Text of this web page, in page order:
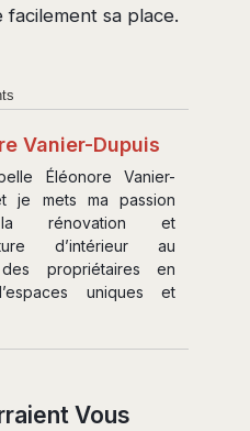
sa place.
Vanier-Dupuis
Éléonore Vanier-
je mets ma passion
rénovation et
d’intérieur au
propriétaires en
uniques et
Vous